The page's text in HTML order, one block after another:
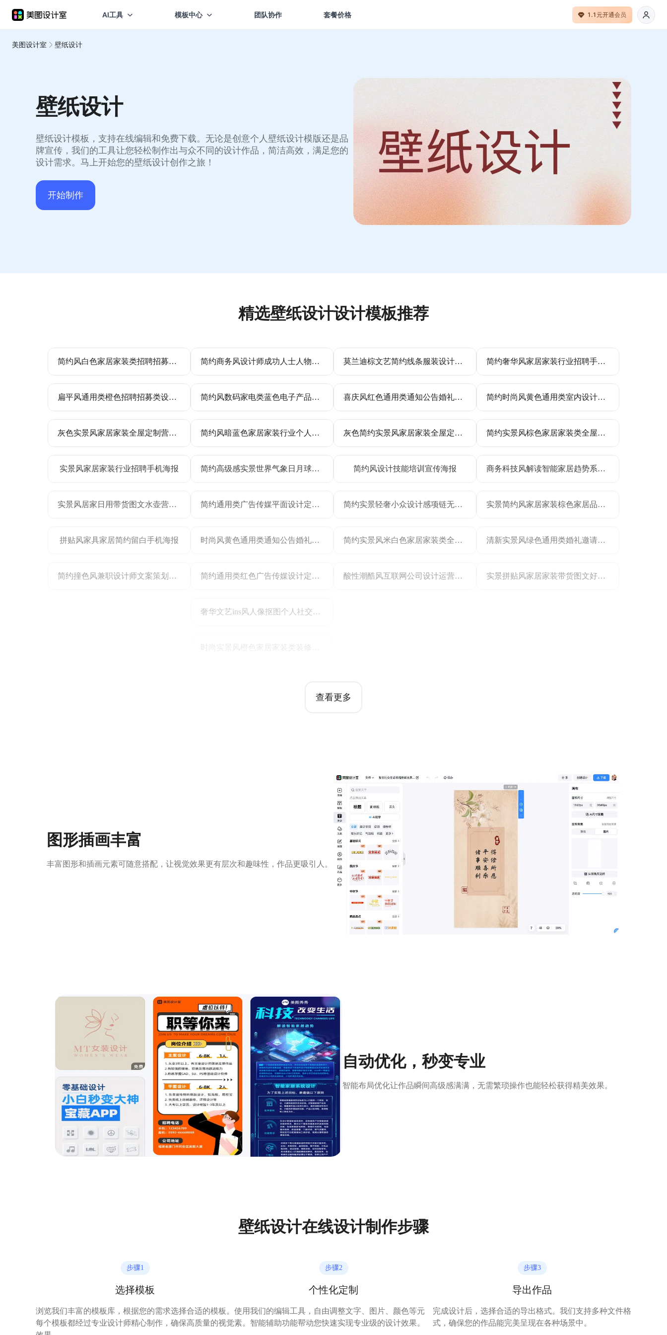
AI工具 模板中心 团队协作 套餐价格 1.1元开通会员
美图设计室 壁纸设计
壁纸设计
壁纸设计模板，支持在线编辑和免费下载。无论是创意个人壁纸设计模版还是品
牌宣传，我们的工具让您轻松制作出与众不同的设计作品，简洁高效，满足您的
设计需求。马上开始您的壁纸设计创作之旅！
开始制作
精选壁纸设计设计模板推荐
简约风白色家居家装类招聘招募手机海报
扁平风通用类橙色招聘招募类设计岗位手机全屏海报
灰色实景风家居家装全屋定制营销全屏手机海报
实景风家居家装行业招聘手机海报
实景风居家日用带货图文水壶营销带货
拼贴风家具家居简约留白手机海报
简约撞色风兼职设计师文案策划招聘海报
简约商务风设计师成功人士人物背景个人简介引流海报
简约风数码家电类蓝色电子产品商品详情页
简约风暗蓝色家居家装行业个人竖版电子名片
简约高级感实景世界气象日月球宇航员海报设计比赛征稿手机海报
简约通用类广告传媒平面设计定制电商主图
时尚风黄色通用类通知公告婚礼邀请函手机全屏海报
简约通用类红色广告传媒设计定制电商主图
奢华文艺ins风人像抠图个人社交头像
莫兰迪棕文艺简约线条服装设计类店铺LOGO
喜庆风红色通用类通知公告婚礼邀请函手机全屏海报
灰色简约实景风家居家装全屋定制营销全屏手机海报
简约风设计技能培训宣传海报
简约实景轻奢小众设计感项链无缝拼图带货图文
简约实景风米白色家居家装类全屋定制营销全屏手机海报
酸性潮酷风互联网公司设计运营工程师招聘海报
简约奢华风家居家装行业招聘手机海报
简约时尚风黄色通用类室内设计教学PPT
简约实景风棕色家居家装类全屋定制营销全屏手机海报
商务科技风解读智能家居趋势系统设计指南长图海报
实景简约风家居家装棕色家居品牌宣传推广公众号内页海报
清新实景风绿色通用类婚礼邀请函手机全屏海报
实景拼贴风家居家装带货图文好物安利
查看更多
图形插画丰富
丰富图形和插画元素可随意搭配，让视觉效果更有层次和趣味性，作品更吸引人。
自动优化，秒变专业
智能布局优化让作品瞬间高级感满满，无需繁琐操作也能轻松获得精美效果。
壁纸设计在线设计制作步骤
步骤1
选择模板
浏览我们丰富的模板库，根据您的需求选择合适的模板。
每个模板都经过专业设计师精心制作，确保高质量的视觉
步骤2
个性化定制
使用我们的编辑工具，自由调整文字、图片、颜色等元
素。智能辅助功能帮动您快速实现专业级的设计效果。
步骤3
导出作品
完成设计后，选择合适的导出格式。我们支持多种文件格
式，确保您的作品能完美呈现在各种场景中。